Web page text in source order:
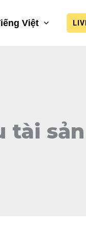
Việt
tài sản